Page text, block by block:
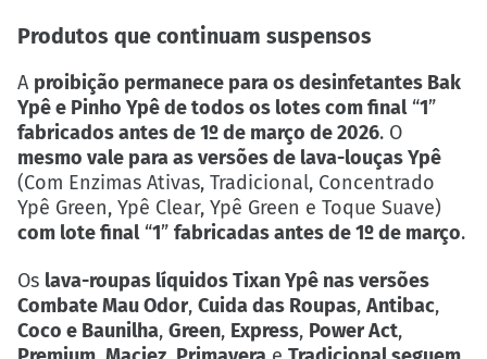
Produtos que continuam suspensos
A proibição permanece para os desinfetantes Bak
Ypê e Pinho Ypê de todos os lotes com final“1”
fabricados antes de 1º de março de 2026. O
mesmo vale para as versões de lava-louças Ypê
(Com Enzimas Ativas, Tradicional, Concentrado
Ypê Green, Ypê Clear, Ypê Green e Toque Suave)
com lote final“1” fabricadas antes de 1º de março.
Os lava-roupas líquidos Tixan Ypê nas versões
Combate Mau Odor, Cuida das Roupas, Antibac,
Coco e Baunilha, Green, Express, Power Act,